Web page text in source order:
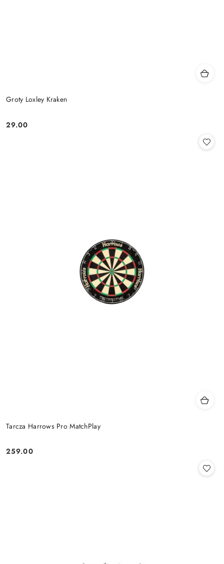
Groty Loxley Kraken
Cena:
29.00
Tarcza Harrows Pro MatchPlay
Cena:
259.00